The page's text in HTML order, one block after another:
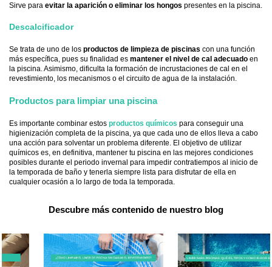
Sirve para evitar la aparición o eliminar los hongos presentes en la piscina.
Descalcificador
Se trata de uno de los productos de limpieza de piscinas con una función
más específica, pues su finalidad es mantener el nivel de cal adecuado en
la piscina. Asimismo, dificulta la formación de incrustaciones de cal en el
revestimiento, los mecanismos o el circuito de agua de la instalación.
Productos para limpiar una piscina
Es importante combinar estos productos químicos para conseguir una
higienización completa de la piscina, ya que cada uno de ellos lleva a cabo
una acción para solventar un problema diferente. El objetivo de utilizar
químicos es, en definitiva, mantener tu piscina en las mejores condiciones
posibles durante el periodo invernal para impedir contratiempos al inicio de
la temporada de baño y tenerla siempre lista para disfrutar de ella en
cualquier ocasión a lo largo de toda la temporada.
Descubre más contenido de nuestro blog